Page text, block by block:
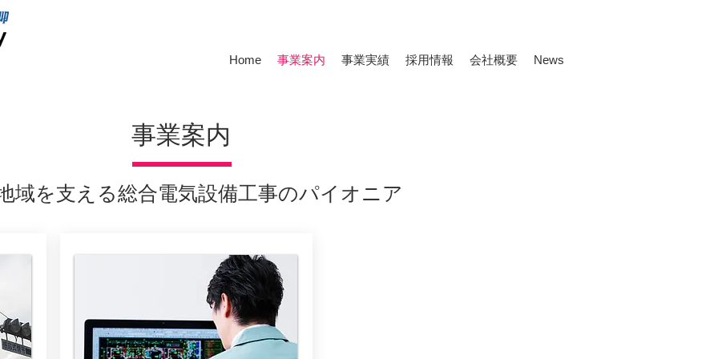
Home 事業案内 事業実績 採用情報 会社概要 News
事業案内
域を支える総合電気設備工事のパイオニア
​事業案内